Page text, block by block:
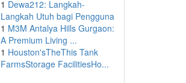
1 Dewa212: Langkah-
Langkah Utuh bagi Pengguna
1 M3M Antalya Hills Gurgaon:
A Premium Living ...
1 Houston'sTheThis Tank
FarmsStorage FacilitiesHo...